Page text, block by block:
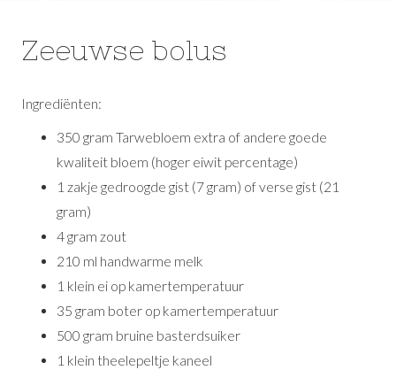
Zeeuwse bolus
Ingrediënten:
350 gram Tarwebloem extra of andere goede
kwaliteit bloem (hoger eiwit percentage)
1 zakje gedroogde gist (7 gram) of verse gist (21
gram)
4 gram zout
210 ml handwarme melk
1 klein ei op kamertemperatuur
35 gram boter op kamertemperatuur
500 gram bruine basterdsuiker
1 klein theelepeltje kaneel